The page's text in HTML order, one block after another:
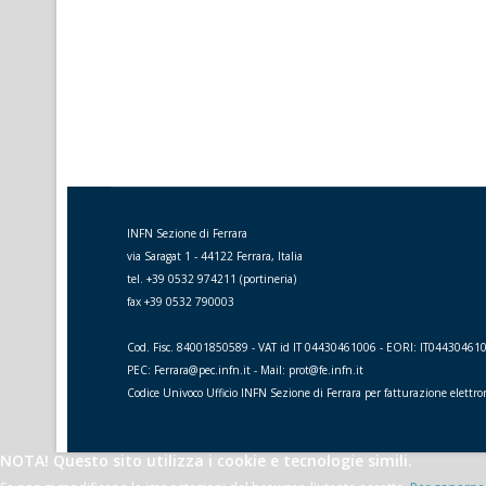
INFN Sezione di Ferrara
via Saragat 1 - 44122 Ferrara, Italia
tel. +39 0532 974211 (portineria)
fax +39 0532 790003
Cod. Fisc. 84001850589 - VAT id IT 04430461006 - EORI:
PEC: Ferrara@pec.infn.it - Mail: prot@fe.infn.it
Codice Univoco Ufficio INFN Sezione di Ferrara per fatturazione
NOTA! Questo sito utilizza i cookie e tecnologie simili.